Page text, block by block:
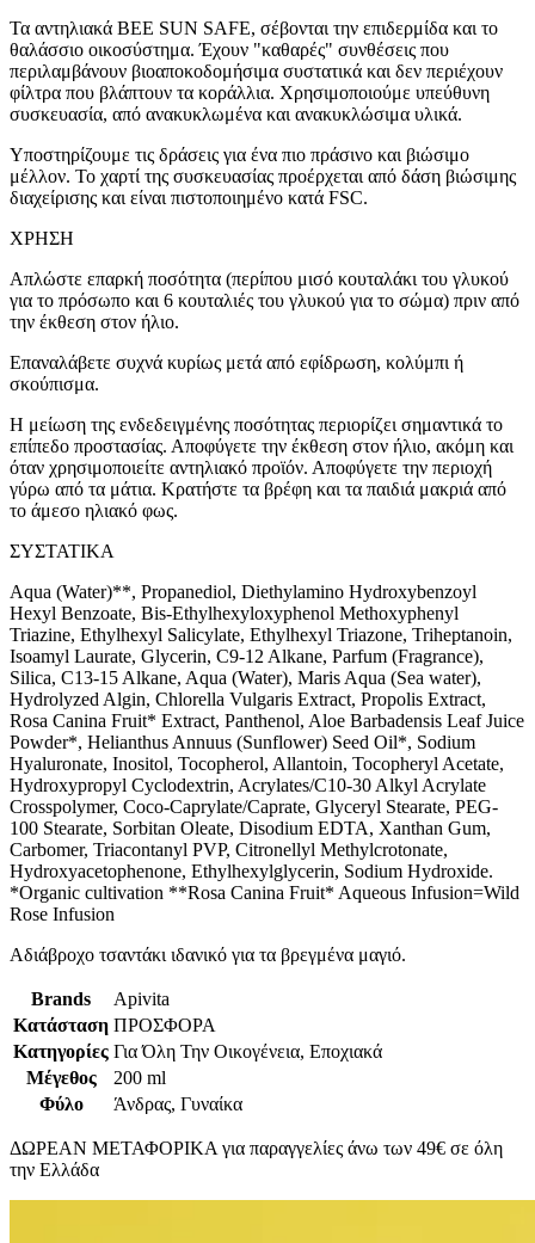
Τα αντηλιακά BEE SUN SAFE, σέβονται την επιδερμίδα και το
θαλάσσιο οικοσύστημα. Έχουν "καθαρές" συνθέσεις που
περιλαμβάνουν βιοαποκοδομήσιμα συστατικά και δεν περιέχουν
φίλτρα που βλάπτουν τα κοράλλια. Χρησιμοποιούμε υπεύθυνη
συσκευασία, από ανακυκλωμένα και ανακυκλώσιμα υλικά.
Υποστηρίζουμε τις δράσεις για ένα πιο πράσινο και βιώσιμο
μέλλον. Το χαρτί της συσκευασίας προέρχεται από δάση βιώσιμης
διαχείρισης και είναι πιστοποιημένο κατά FSC.
ΧΡΗΣΗ
Απλώστε επαρκή ποσότητα (περίπου μισό κουταλάκι του γλυκού
για το πρόσωπο και 6 κουταλιές του γλυκού για το σώμα) πριν από
την έκθεση στον ήλιο.
Επαναλάβετε συχνά κυρίως μετά από εφίδρωση, κολύμπι ή
σκούπισμα.
Η μείωση της ενδεδειγμένης ποσότητας περιορίζει σημαντικά το
επίπεδο προστασίας. Αποφύγετε την έκθεση στον ήλιο, ακόμη και
όταν χρησιμοποιείτε αντηλιακό προϊόν. Αποφύγετε την περιοχή
γύρω από τα μάτια. Κρατήστε τα βρέφη και τα παιδιά μακριά από
το άμεσο ηλιακό φως.
ΣΥΣΤΑΤΙΚΑ
Aqua (Water)**, Propanediol, Diethylamino Hydroxybenzoyl
Hexyl Benzoate, Bis-Ethylhexyloxyphenol Methoxyphenyl
Triazine, Ethylhexyl Salicylate, Ethylhexyl Triazone, Triheptanoin,
Isoamyl Laurate, Glycerin, C9-12 Alkane, Parfum (Fragrance),
Silica, C13-15 Alkane, Aqua (Water), Maris Aqua (Sea water),
Hydrolyzed Algin, Chlorella Vulgaris Extract, Propolis Extract,
Rosa Canina Fruit* Extract, Panthenol, Aloe Barbadensis Leaf Juice
Powder*, Helianthus Annuus (Sunflower) Seed Oil*, Sodium
Hyaluronate, Inositol, Tocopherol, Allantoin, Tocopheryl Acetate,
Hydroxypropyl Cyclodextrin, Acrylates/C10-30 Alkyl Acrylate
Crosspolymer, Coco-Caprylate/Caprate, Glyceryl Stearate, PEG-
100 Stearate, Sorbitan Oleate, Disodium EDTA, Xanthan Gum,
Carbomer, Triacontanyl PVP, Citronellyl Methylcrotonate,
Hydroxyacetophenone, Ethylhexylglycerin, Sodium Hydroxide.
*Organic cultivation **Rosa Canina Fruit* Aqueous Infusion=Wild
Rose Infusion
Αδιάβροχο τσαντάκι ιδανικό για τα βρεγμένα μαγιό.
Brands
Apivita
Κατάσταση ΠΡΟΣΦΟΡΑ
Κατηγορίες Για Όλη Την Οικογένεια, Εποχιακά
Μέγεθος
200 ml
Φύλο
Άνδρας, Γυναίκα
ΔΩΡΕΑΝ ΜΕΤΑΦΟΡΙΚΑ για παραγγελίες άνω των 49€ σε όλη
την Ελλάδα